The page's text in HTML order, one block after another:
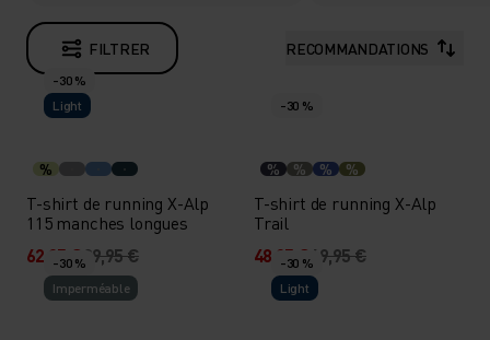
FILTRER RECOMMANDATIONS
-30 %
Light
%
T-shirt de running X-Alp
115 manches longues
62,95 €89,95 €
-30 %
% % % %
T-shirt de running X-Alp
Trail
48,95 €69,95 €
-30 %
Imperméable
-30 %
Light